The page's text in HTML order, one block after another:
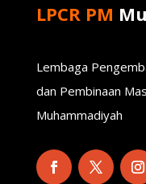
LPCR PM
Lembaga
dan Pembinaan
Muhammadiyah